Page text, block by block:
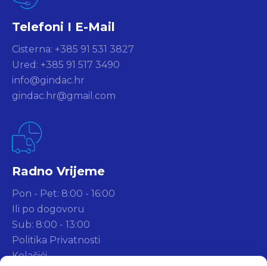
Telefoni I E-Mail
Cisterna: +385 91 531 3827
Ured: +385 91 517 3490
info@gindac.hr
gindac.hr@gmail.com
Radno Vrijeme
Pon - Pet: 8:00 - 16:00
Ili po dogovoru
Sub: 8:00 - 13:00
Politika Privatnosti
Kolačići